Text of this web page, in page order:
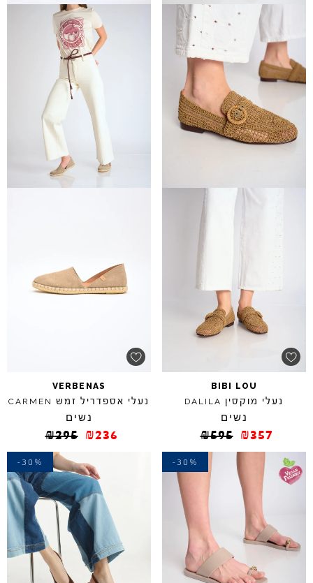
BIBI LOU
נעלי מוקסין DALILA
נשים
₪595 ₪357
VERBENAS
נעלי אספדריל זמש CARMEN
נשים
₪295 ₪236
-30%
-30%